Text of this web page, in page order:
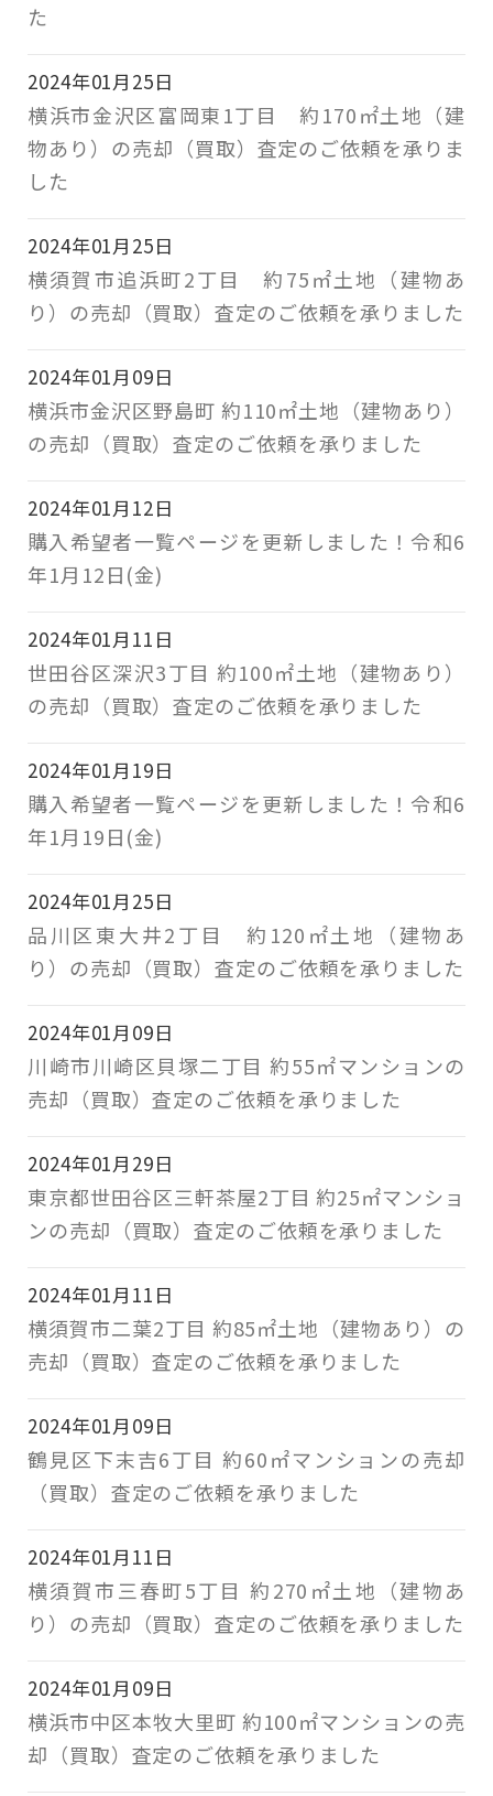
た
2024年01月25日
横浜市金沢区富岡東1丁目 約170㎡土地（建
物あり）の売却（買取）査定のご依頼を承りま
した
2024年01月25日
横須賀市追浜町2丁目 約75㎡土地（建物あ
り）の売却（買取）査定のご依頼を承りました
2024年01月09日
横浜市金沢区野島町 約110㎡土地（建物あり）
の売却（買取）査定のご依頼を承りました
2024年01月12日
購入希望者一覧ページを更新しました！令和6
年1月12日(金)
2024年01月11日
世田谷区深沢3丁目 約100㎡土地（建物あり）
の売却（買取）査定のご依頼を承りました
2024年01月19日
購入希望者一覧ページを更新しました！令和6
年1月19日(金)
2024年01月25日
品川区東大井2丁目 約120㎡土地（建物あ
り）の売却（買取）査定のご依頼を承りました
2024年01月09日
川崎市川崎区貝塚二丁目 約55㎡マンションの
売却（買取）査定のご依頼を承りました
2024年01月29日
東京都世田谷区三軒茶屋2丁目 約25㎡マンショ
ンの売却（買取）査定のご依頼を承りました
2024年01月11日
横須賀市二葉2丁目 約85㎡土地（建物あり）の
売却（買取）査定のご依頼を承りました
2024年01月09日
鶴見区下末吉6丁目 約60㎡マンションの売却
（買取）査定のご依頼を承りました
2024年01月11日
横須賀市三春町5丁目 約270㎡土地（建物あ
り）の売却（買取）査定のご依頼を承りました
2024年01月09日
横浜市中区本牧大里町 約100㎡マンションの売
却（買取）査定のご依頼を承りました